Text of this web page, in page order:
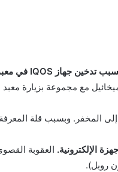
مع مجموعة بزيارة معبد
المخفر. وبسبب قلة المعرفة
الإلكترونية.